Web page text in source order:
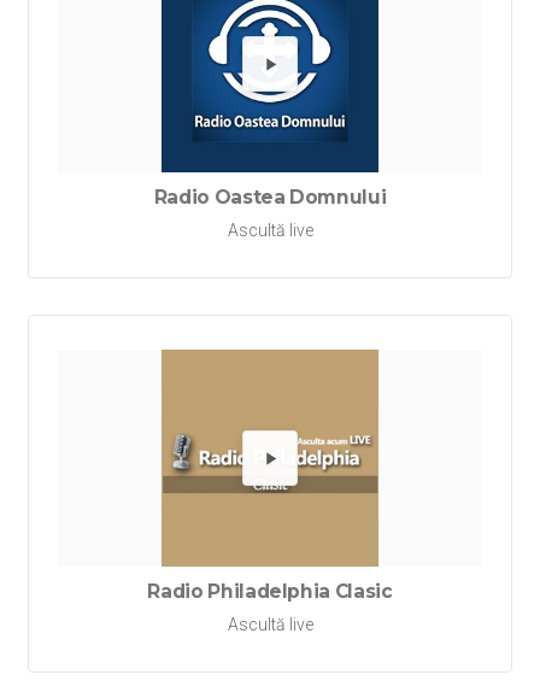
Redă
Radio Oastea Domnului
Ascultă live
Redă
Radio Philadelphia Clasic
Ascultă live